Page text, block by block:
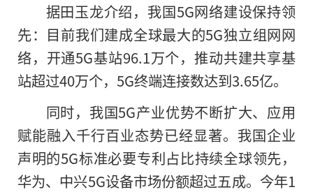
据田玉龙介绍，我国5G网络建设保持领
先：目前我们建成全球最大的5G独立组网网
络，开通5G基站96.1万个，推动共建共享基
站超过40万个，5G终端连接数达到3.65亿。
同时，我国5G产业优势不断扩大、应用
赋能融入千行百业态势已经显著。我国企业
声明的5G标准必要专利占比持续全球领先，
华为、中兴5G设备市场份额超过五成。今年1